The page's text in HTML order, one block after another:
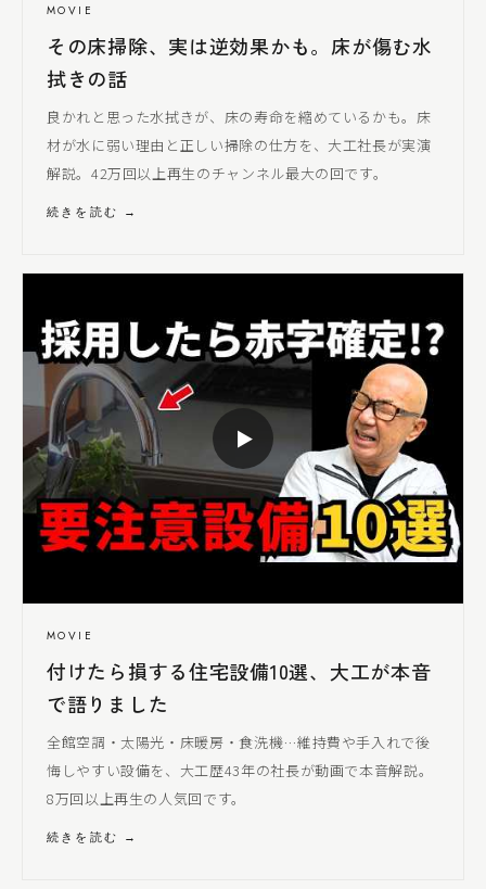
MOVIE
その床掃除、実は逆効果かも。床が傷む水
拭きの話
良かれと思った水拭きが、床の寿命を縮めているかも。床
材が水に弱い理由と正しい掃除の仕方を、 大工社長が実演
解説。42万回以上再生のチャンネル最大の回です。
続きを読む →
▶
MOVIE
付けたら損する住宅設備10選、大工が本音
で語りました
全館空調・太陽光・床暖房・食洗機…維持費や手入れで後
悔しやすい設備を、大工歴43年の社長が動画で本音解説。
8万回以上再生の人気回です。
続きを読む →